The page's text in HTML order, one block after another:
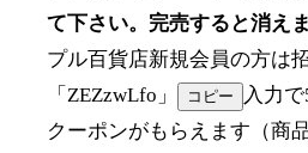
て下さい。完売すると消え
プル百貨店新規会員の方は
「 ZEZzwLfo 」 コピー
入力
クーポンがもらえます（商